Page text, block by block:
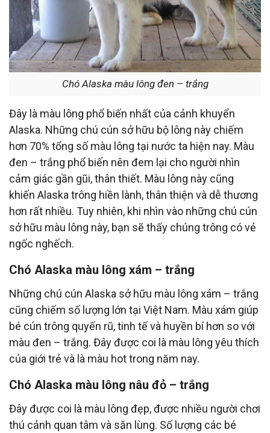
Chó Alaska màu lông đen – trắng
Đây là màu lông phổ biến nhất của cảnh khuyển
Alaska. Những chú cún sở hữu bộ lông này chiếm
hơn 70% tổng số màu lông tại nước ta hiện nay. Màu
đen – trắng phổ biến nên đem lại cho người nhìn
cảm giác gần gũi, thân thiết. Màu lông này cũng
khiến Alaska trông hiền lành, thân thiện và dễ thương
hơn rất nhiều. Tuy nhiên, khi nhìn vào những chú cún
sở hữu màu lông này, bạn sẽ thấy chúng trông có vẻ
ngốc nghếch.
Chó Alaska màu lông xám – trắng
Những chú cún Alaska sở hữu màu lông xám – trắng
cũng chiếm số lượng lớn tại Việt Nam. Màu xám giúp
bé cún trông quyến rũ, tinh tế và huyền bí hơn so với
màu đen – trắng. Đây được coi là màu lông yêu thích
của giới trẻ và là màu hot trong năm nay.
Chó Alaska màu lông nâu đỏ – trắng
Đây được coi là màu lông đẹp, được nhiều người chơi
thú cảnh quan tâm và săn lùng. Số lượng các bé